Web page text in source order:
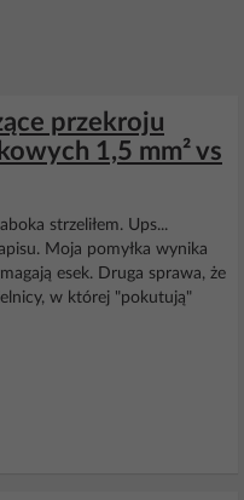
przekroju
1,5 mm² vs
strzeliłem. Ups...
Moja pomyłka wynika
esek. Druga sprawa, że
w której "pokutują"